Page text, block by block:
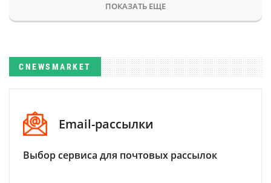
ПОКАЗАТЬ ЕЩЕ
CNEWSMARKET
Email-рассылки
Выбор сервиса для почтовых рассылок